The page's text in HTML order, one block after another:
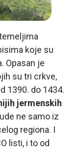
koje su
Opasan je
su tri crkve,
1390. do 1434.
jermenskih
ne samo iz
regiona. I
listi, i to od